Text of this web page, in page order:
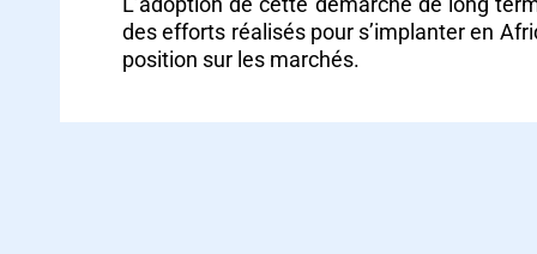
des efforts réalisés pour s’implanter en
position sur les marchés.